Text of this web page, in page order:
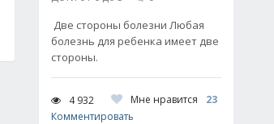
Две стороны болезни Любая
болезнь для ребенка имеет две
стороны.
4 932 Мне нравится
23
Комментировать